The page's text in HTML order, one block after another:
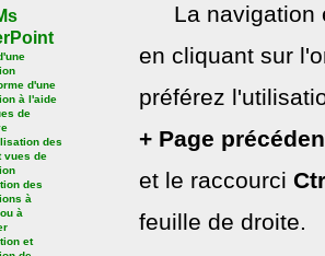
d'une
à l'aide
de
des
vues de
des
à
à
et
La navigation
en cliquant sur
préférez
+ Page
et le raccourci
feuille de droite.